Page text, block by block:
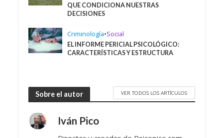
QUE CONDICIONA NUESTRAS
DECISIONES
Criminología•Social
EL INFORME PERICIAL PSICOLÓGICO:
CARACTERÍSTICAS Y ESTRUCTURA
Sobre el autor VER TODOS LOS ARTÍCULOS
Iván Pico